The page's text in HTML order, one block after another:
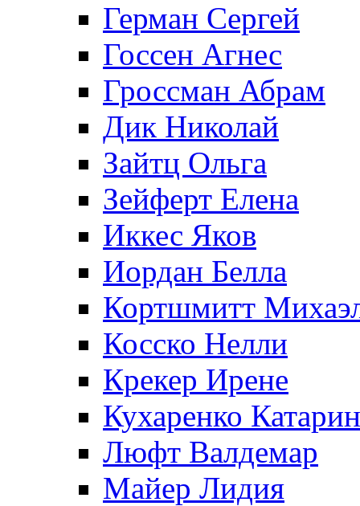
Герман Сергей
Госсен Агнес
Гроссман Абрам
Дик Николай
Зайтц Ольга
Зейферт Елена
Иккес Яков
Иордан Белла
Кортшмитт
Косско Нелли
Крекер Ирене
Кухаренко
Люфт Валдемaр
Майер Лидия